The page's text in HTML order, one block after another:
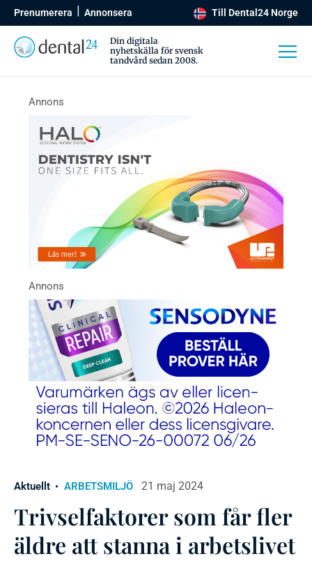
Prenumerera Annonsera Till Dental24 Norge
Din digitala
nyhetskälla för svensk
tandvård sedan 2008.
Aktuellt ARBETSMILJÖ 21 maj 2024
Trivselfaktorer som får fler
äldre att stanna i arbetslivet